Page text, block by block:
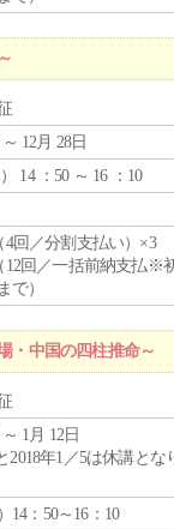
12月 28日
） 14 ：50 ～ 16 ：10
4回／分割支払い）×3
12回／一括前納支払※
で）
・中国の四柱推命～
1月 12日
2018年1／5は休講とな
14：50～16：10